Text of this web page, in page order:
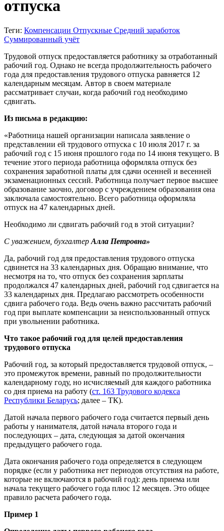
отпуска
Теги: Компенсации Отпускные Средний заработок
Суммированный учёт
Трудовой отпуск предоставляется работнику за отработанный
рабочий год. Однако не всегда продолжительность рабочего
года для предоставления трудового отпуска равняется 12
календарным месяцам. Автор в своем материале
рассматривает случаи, когда рабочий год необходимо
сдвигать.
Из письма в редакцию:
«Работница нашей организации написала заявление о
представлении ей трудового отпуска с 10 июля 2017 г. за
рабочий год с 15 июня прошлого года по 14 июня текущего. В
течение этого периода работница оформляла отпуск без
сохранения заработной платы для сдачи осенней и весенней
экзаменационных сессий. Работница получает первое высшее
образование заочно, договор с учреждением образования она
заключала самостоятельно. Всего работница оформляла
отпуск на 47 календарных дней.
Необходимо ли сдвигать рабочий год в этой ситуации?
С уважением, бухгалтер Алла Петровна»
Да, рабочий год для предоставления трудового отпуска
сдвинется на 33 календарных дня. Обращаю внимание, что
несмотря на то, что отпуск без сохранения зарплаты
продолжался 47 календарных дней, рабочий год сдвигается на
33 календарных дня. Предлагаю рассмотреть особенности
сдвига рабочего года. Ведь очень важно рассчитать рабочий
год при выплате компенсации за неиспользованный отпуск
при увольнении работника.
Что такое рабочий год для целей предоставления
трудового отпуска
Рабочий год, за который предоставляется трудовой отпуск, –
это промежуток времени, равный по продолжительности
календарному году, но исчисляемый для каждого работника
со дня приема на работу (ст. 163 Трудового кодекса
Республики Беларусь; далее – ТК).
Датой начала первого рабочего года считается первый день
работы у нанимателя, датой начала второго года и
последующих – дата, следующая за датой окончания
предыдущего рабочего года.
Дата окончания рабочего года определяется в следующем
порядке (если у работника нет периодов отсутствия на работе,
которые не включаются в рабочий год): день приема или
начала текущего рабочего года плюс 12 месяцев. Это общее
правило расчета рабочего года.
Пример 1